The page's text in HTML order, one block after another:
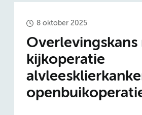
8 oktober 2025
Overlevingskans
kijkoperatie